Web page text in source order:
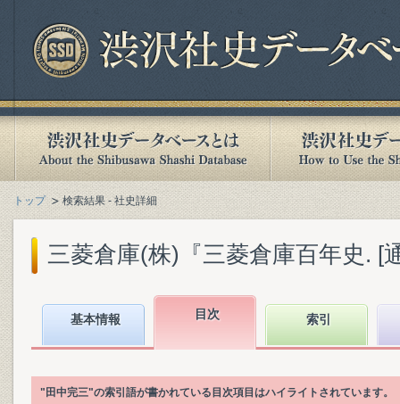
トップ 検索結果 - 社史詳細
三菱倉庫(株)『三菱倉庫百年史. [
基本情報 目次 索引
"田中完三"の索引語が書かれている目次項目はハイライトされています。